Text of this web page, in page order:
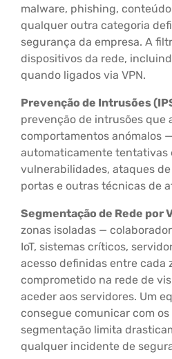
malware, phishing,
qualquer outra categoria
segurança da empresa. A
dispositivos da rede,
quando ligados via VPN.
Prevenção de Intrusões
prevenção de intrusões que
comportamentos anómalos
automaticamente tentativas
vulnerabilidades, ataques
portas e outras técnicas de
Segmentação de Rede por
zonas isoladas —
IoT, sistemas críticos,
acesso definidas entre cada
comprometido na rede de
aceder aos servidores. Um
consegue comunicar com
segmentação limita
qualquer incidente de